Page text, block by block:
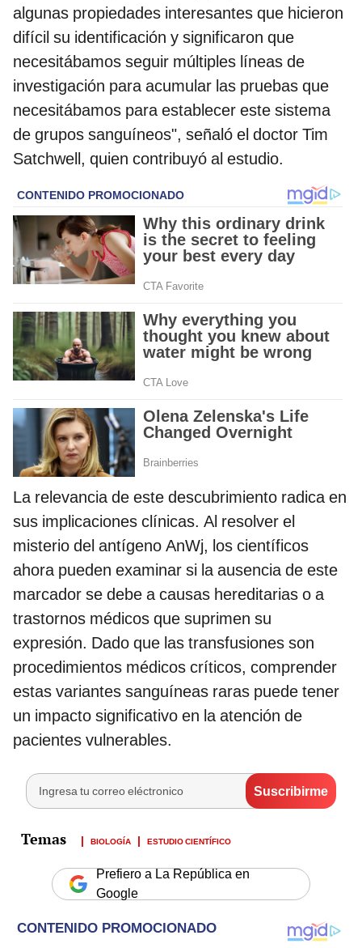
algunas propiedades interesantes que hicieron
difícil su identificación y significaron que
necesitábamos seguir múltiples líneas de
investigación para acumular las pruebas que
necesitábamos para establecer este sistema
de grupos sanguíneos", señaló el doctor Tim
Satchwell, quien contribuyó al estudio.
La relevancia de este descubrimiento radica en
sus implicaciones clínicas. Al resolver el
misterio del antígeno AnWj, los científicos
ahora pueden examinar si la ausencia de este
marcador se debe a causas hereditarias o a
trastornos médicos que suprimen su
expresión. Dado que las transfusiones son
procedimientos médicos críticos, comprender
estas variantes sanguíneas raras puede tener
un impacto significativo en la atención de
pacientes vulnerables.
BIOLOGÍA ESTUDIO CIENTÍFICO
Prefiero a La República en
Google